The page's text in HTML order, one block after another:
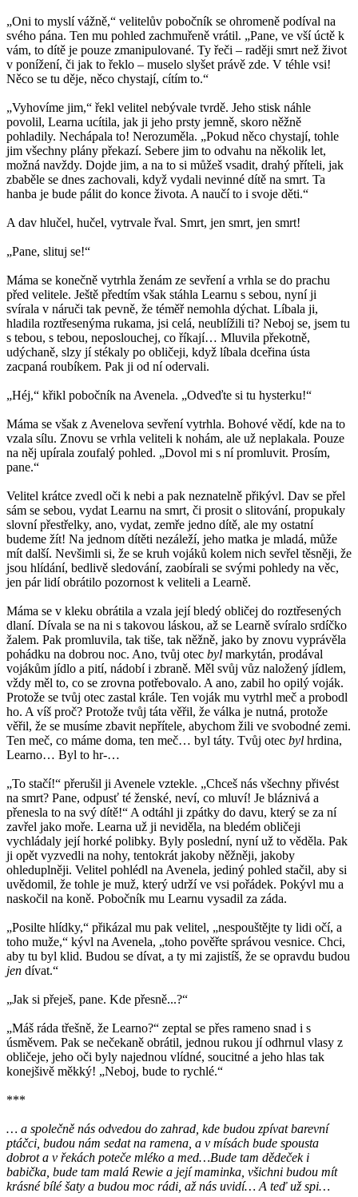
„Oni to myslí vážně,“ velitelův pobočník se ohromeně podíval na
svého pána. Ten mu pohled zachmuřeně vrátil. „Pane, ve vší úctě k
vám, to dítě je pouze zmanipulované. Ty řeči – raději smrt než život
v ponížení, či jak to řeklo – muselo slyšet právě zde. V téhle vsi!
Něco se tu děje, něco chystají, cítím to.“
„Vyhovíme jim,“ řekl velitel nebývale tvrdě. Jeho stisk náhle
povolil, Learna ucítila, jak ji jeho prsty jemně, skoro něžně
pohladily. Nechápala to! Nerozuměla. „Pokud něco chystají, tohle
jim všechny plány překazí. Sebere jim to odvahu na několik let,
možná navždy. Dojde jim, a na to si můžeš vsadit, drahý příteli, jak
zbaběle se dnes zachovali, když vydali nevinné dítě na smrt. Ta
hanba je bude pálit do konce života. A naučí to i svoje děti.“
A dav hlučel, hučel, vytrvale řval. Smrt, jen smrt, jen smrt!
„Pane, slituj se!“
Máma se konečně vytrhla ženám ze sevření a vrhla se do prachu
před velitele. Ještě předtím však stáhla Learnu s sebou, nyní ji
svírala v náruči tak pevně, že téměř nemohla dýchat. Líbala ji,
hladila roztřesenýma rukama, jsi celá, neublížili ti? Neboj se, jsem tu
s tebou, s tebou, neposlouchej, co říkají… Mluvila překotně,
udýchaně, slzy jí stékaly po obličeji, když líbala dceřina ústa
zacpaná roubíkem. Pak ji od ní odervali.
„Héj,“ křikl pobočník na Avenela. „Odveďte si tu hysterku!“
Máma se však z Avenelova sevření vytrhla. Bohové vědí, kde na to
vzala sílu. Znovu se vrhla veliteli k nohám, ale už neplakala. Pouze
na něj upírala zoufalý pohled. „Dovol mi s ní promluvit. Prosím,
pane.“
Velitel krátce zvedl oči k nebi a pak neznatelně přikývl. Dav se přel
sám se sebou, vydat Learnu na smrt, či prosit o slitování, propukaly
slovní přestřelky, ano, vydat, zemře jedno dítě, ale my ostatní
budeme žít! Na jednom dítěti nezáleží, jeho matka je mladá, může
mít další. Nevšimli si, že se kruh vojáků kolem nich sevřel těsněji, že
jsou hlídání, bedlivě sledování, zaobírali se svými pohledy na věc,
jen pár lidí obrátilo pozornost k veliteli a Learně.
Máma se v kleku obrátila a vzala její bledý obličej do roztřesených
dlaní. Dívala se na ni s takovou láskou, až se Learně svíralo srdíčko
žalem. Pak promluvila, tak tiše, tak něžně, jako by znovu vyprávěla
pohádku na dobrou noc. Ano, tvůj otec byl markytán, prodával
vojákům jídlo a pití, nádobí i zbraně. Měl svůj vůz naložený jídlem,
vždy měl to, co se zrovna potřebovalo. A ano, zabil ho opilý voják.
Protože se tvůj otec zastal krále. Ten voják mu vytrhl meč a probodl
ho. A víš proč? Protože tvůj táta věřil, že válka je nutná, protože
věřil, že se musíme zbavit nepřítele, abychom žili ve svobodné zemi.
Ten meč, co máme doma, ten meč… byl táty. Tvůj otec byl hrdina,
Learno… Byl to hr-…
„To stačí!“ přerušil ji Avenele vztekle. „Chceš nás všechny přivést
na smrt? Pane, odpusť té ženské, neví, co mluví! Je bláznivá a
přenesla to na svý dítě!“ A odtáhl ji zpátky do davu, který se za ní
zavřel jako moře. Learna už ji neviděla, na bledém obličeji
vychládaly její horké polibky. Byly poslední, nyní už to věděla. Pak
ji opět vyzvedli na nohy, tentokrát jakoby něžněji, jakoby
ohleduplněji. Velitel pohlédl na Avenela, jediný pohled stačil, aby si
uvědomil, že tohle je muž, který udrží ve vsi pořádek. Pokývl mu a
naskočil na koně. Pobočník mu Learnu vysadil za záda.
„Posilte hlídky,“ přikázal mu pak velitel, „nespouštějte ty lidi očí, a
toho muže,“ kývl na Avenela, „toho pověřte správou vesnice. Chci,
aby tu byl klid. Budou se dívat, a ty mi zajistíš, že se opravdu budou
jen dívat.“
„Jak si přeješ, pane. Kde přesně...?“
„Máš ráda třešně, že Learno?“ zeptal se přes rameno snad i s
úsměvem. Pak se nečekaně obrátil, jednou rukou jí odhrnul vlasy z
obličeje, jeho oči byly najednou vlídné, soucitné a jeho hlas tak
konejšivě měkký! „Neboj, bude to rychlé.“
***
… a společně nás odvedou do zahrad, kde budou zpívat barevní
ptáčci, budou nám sedat na ramena, a v mísách bude spousta
dobrot a v řekách poteče mléko a med…Bude tam dědeček i
babička, bude tam malá Rewie a její maminka, všichni budou mít
krásné bílé šaty a budou moc rádi, až nás uvidí… A teď už spi…